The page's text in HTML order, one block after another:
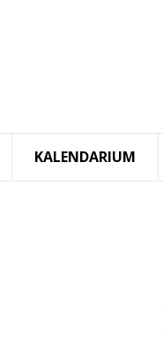
KALENDARIUM